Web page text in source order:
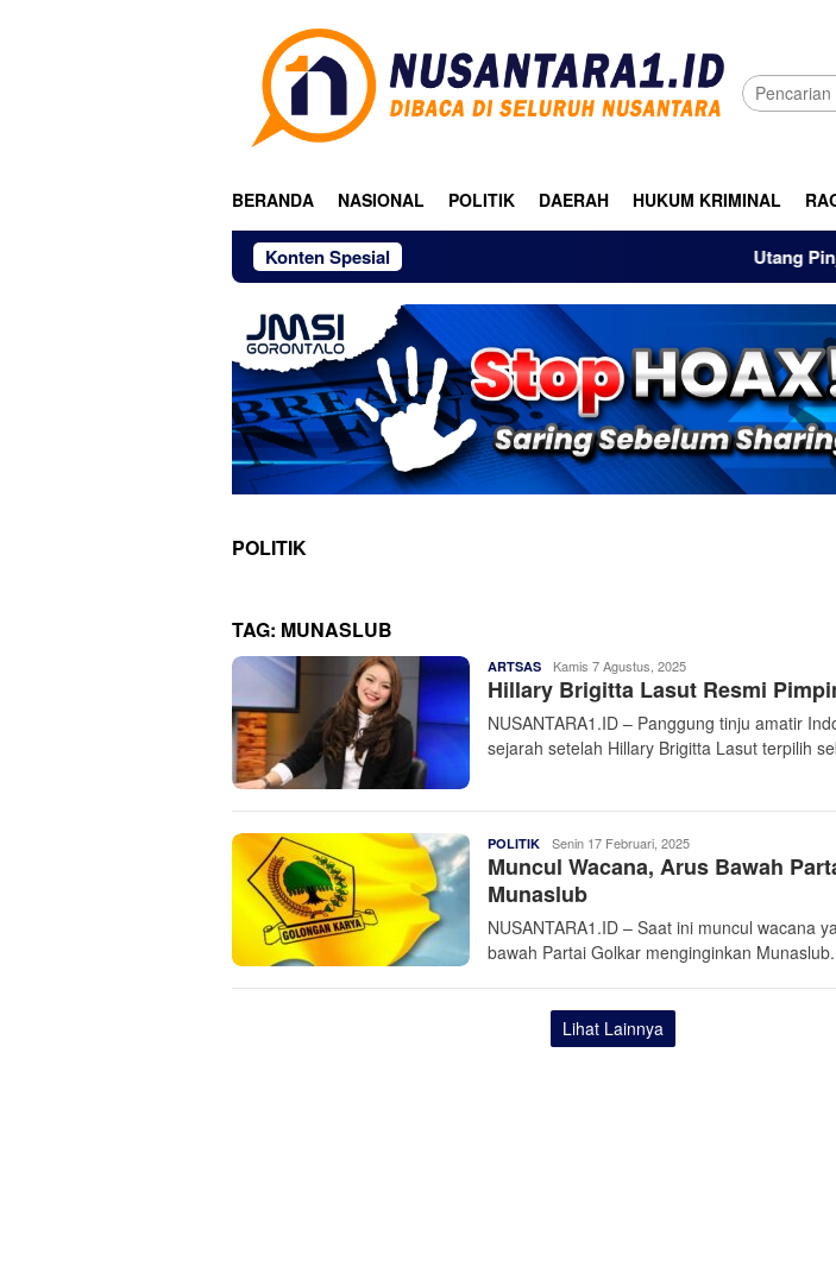
BERANDA NASIONAL POLITIK DAERAH HUKUM KRIMINAL
Konten Spesial Utang Pinjol
POLITIK
TAG: MUNASLUB
ARTSAS Admin
Nusantara
Kamis 7 Agustus, 2025
Hillary Brigitta Lasut Resmi
NUSANTARA1.ID – Panggung tinju amatir
sejarah setelah Hillary Brigitta Lasut terpilih
POLITIK Admin
Nusantara
Senin 17 Februari, 2025
Muncul Wacana, Arus Bawah
Munaslub
NUSANTARA1.ID – Saat ini muncul wacana
bawah Partai Golkar menginginkan
Lihat Lainnya